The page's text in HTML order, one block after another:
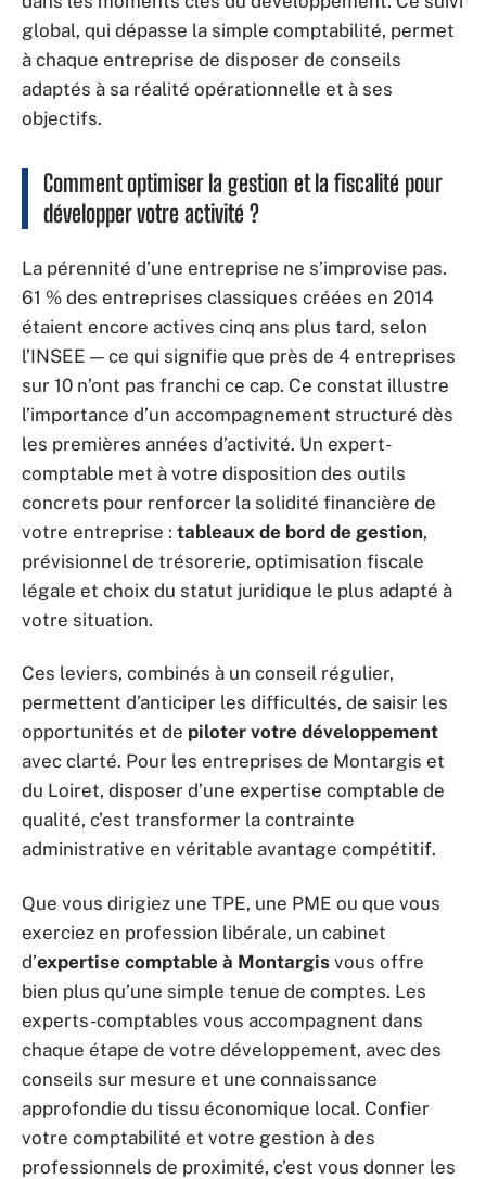
global, qui dépasse la simple comptabilité, permet
à chaque entreprise de disposer de conseils
adaptés à sa réalité opérationnelle et à ses
objectifs.
Comment optimiser la gestion et la fiscalité pour
développer votre activité ?
La pérennité d’une entreprise ne s’improvise pas.
61 % des entreprises classiques créées en 2014
étaient encore actives cinq ans plus tard, selon
l’INSEE — ce qui signifie que près de 4 entreprises
sur 10 n’ont pas franchi ce cap. Ce constat illustre
l’importance d’un accompagnement structuré dès
les premières années d’activité. Un expert-
comptable met à votre disposition des outils
concrets pour renforcer la solidité financière de
votre entreprise : tableaux de bord de gestion,
prévisionnel de trésorerie, optimisation fiscale
légale et choix du statut juridique le plus adapté à
votre situation.
Ces leviers, combinés à un conseil régulier,
permettent d’anticiper les difficultés, de saisir les
opportunités et de piloter votre développement
avec clarté. Pour les entreprises de Montargis et
du Loiret, disposer d’une expertise comptable de
qualité, c’est transformer la contrainte
administrative en véritable avantage compétitif.
Que vous dirigiez une TPE, une PME ou que vous
exerciez en profession libérale, un cabinet
d’expertise comptable à Montargis vous offre
bien plus qu’une simple tenue de comptes. Les
experts-comptables vous accompagnent dans
chaque étape de votre développement, avec des
conseils sur mesure et une connaissance
approfondie du tissu économique local. Confier
votre comptabilité et votre gestion à des
professionnels de proximité, c’est vous donner les